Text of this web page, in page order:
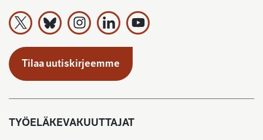
Työeläkevakuuttajat TELA ry X:ssä
Työeläkevakuuttajat TELA ry Bluesky:ssa
Työeläkevakuuttajat TELA ry
Työeläkevakuuttajat TELA ry
Työeläkevakuuttajat TELA ry
Tilaa uutiskirjeemme
TYÖELÄKEVAKUUTTAJAT